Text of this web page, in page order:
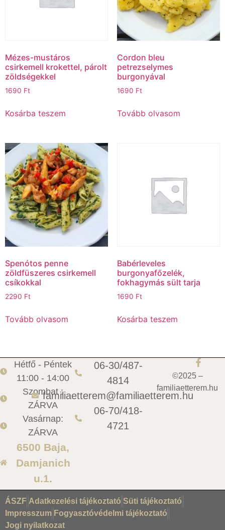
Mézes-mustáros
csirkemell krokettel, párolt
zöldségekkel
1690 Ft
Kosárba teszem
Cordon bleu
petrezselymes
burgonyával
1690 Ft
Tovább olvasom
Spenótos penne
zöldfüszeres csirkemell
csíkokkal
2290 Ft
Tovább olvasom
Babérleveles
burgonyafőzelék,
fokhagymás sült tarja
1690 Ft
Kosárba teszem
Hétfő - Péntek
11:00 - 14:00
Szombat :
ZÁRVA
Vasárnap:
ZÁRVA
6500 Baja,
Damjanich
u.1.
06-30/487-
4814
familiaetterem@familiaetterem.hu
06-70/418-
4721
©2025 –
familiaetterem.hu
ÁSZF Adatkezelési tájékoztató Süti tájékoztató
Impresszum Fogyasztóvédelmi tájékoztató
Jogi nyilatkozat